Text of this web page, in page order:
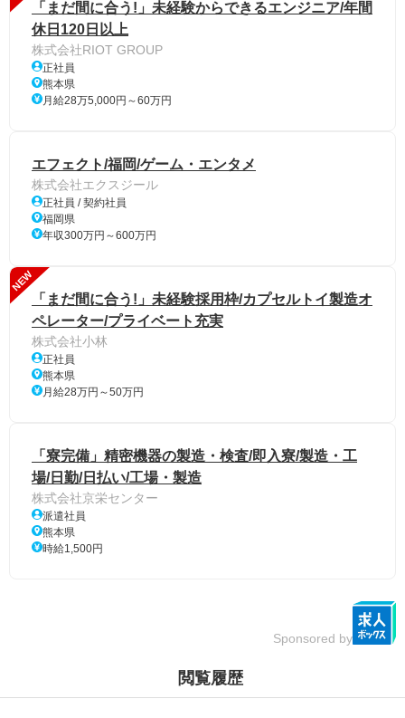
「まだ間に合う!」未経験からできるエンジニア/年間
休日120日以上
株式会社RIOT GROUP
正社員
熊本県
月給28万5,000円～60万円
エフェクト/福岡/ゲーム・エンタメ
株式会社エクスジール
正社員 / 契約社員
福岡県
年収300万円～600万円
NEW
「まだ間に合う!」未経験採用枠/カプセルトイ製造オ
ペレーター/プライベート充実
株式会社小林
正社員
熊本県
月給28万円～50万円
「寮完備」精密機器の製造・検査/即入寮/製造・工
場/日勤/日払い/工場・製造
株式会社京栄センター
派遣社員
熊本県
時給1,500円
Sponsored by
閲覧履歴